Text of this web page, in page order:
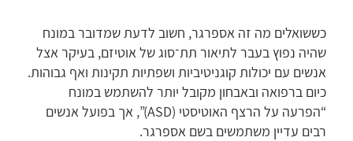
כששואלים מה זה אספרגר, חשוב לדעת שמדובר במונח
שהיה נפוץ בעבר לתיאור תת־סוג של אוטיזם, בעיקר אצל
אנשים עם יכולות קוגניטיביות ושפתיות תקינות ואף גבוהות.
כיום ברפואה ובאבחון מקובל יותר להשתמש במונח
“הפרעה על הרצף האוטיסטי (ASD)”, אך בפועל אנשים
רבים עדיין משתמשים בשם אספרגר.